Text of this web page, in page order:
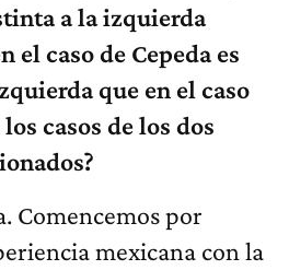
a la izquierda
el caso de Cepeda es
que en el caso
casos de los dos
Comencemos por
mexicana con la